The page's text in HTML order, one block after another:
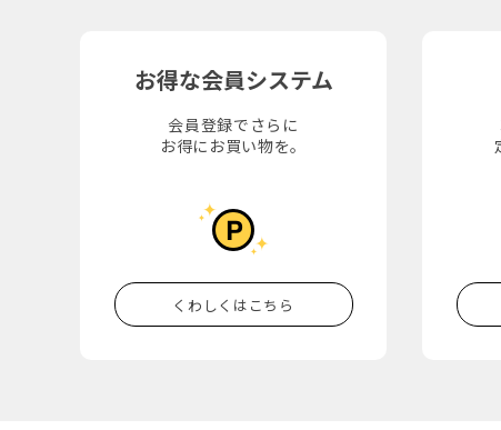
お得な会員システム
会員登録でさらに
お得にお買い物を。
くわしくはこちら